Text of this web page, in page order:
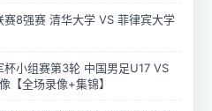
8强赛 清华大学 VS 菲律宾大学
小组赛第3轮 中国男足U17 VS
【全场录像+集锦】